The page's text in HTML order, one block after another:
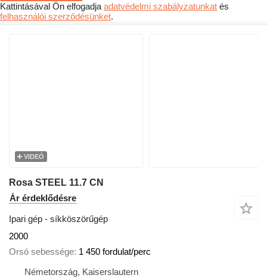
Kattintásával Ön elfogadja adatvédelmi szabályzatunkat és
felhasználói szerződésünket.
VIDEÓ
Rosa STEEL 11.7 CN
Ár érdeklődésre
Ipari gép - síkköszörűgép
2000
Orsó sebessége 1 450 fordulat/perc
Németország, Kaiserslautern